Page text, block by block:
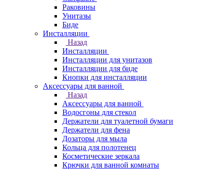
Раковины
Унитазы
Биде
Инсталляции
Назад
Инсталляции
Инсталляции для унитазов
Инсталляции для биде
Кнопки для инсталляции
Аксессуары для ванной
Назад
Аксессуары для ванной
Водосгоны для стекол
Держатели для туалетной бумаги
Держатели для фена
Дозаторы для мыла
Кольца для полотенец
Косметические зеркала
Крючки для ванной комнаты